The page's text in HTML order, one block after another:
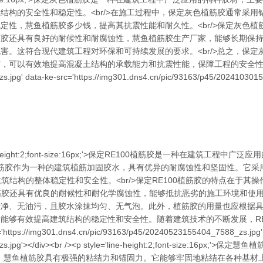
构的安全性和稳定性。<br/>在施工过程中，保定灰色植筋胶通常采
性，慧鱼植筋胶多少钱，提高其抗震性能和耐久性。<br/>保定灰色
还具有良好的耐候性和耐腐蚀性，慧鱼植筋胶生产厂家，能够长期
。这符合现代建筑工程对环保和可持续发展的要求。<br/>总之，保
可以有效地提高混凝土结构的承载能力和抗震性能，保障工程的安全
data-ke-src='https://img301.dns4.cn/pic/93163/p45/
size:16px;'>保定RE100植筋胶是一种在建筑工程中广泛应
作为一种的建筑植筋加固胶水，具有优异的耐腐蚀性和坚固性。它
结构的整体稳定性和安全性。<br/>保定RE100植筋胶的特点在于其
还具有优良的耐候性和耐化学腐蚀性，能够抵抗恶劣的施工环境和
、无油污，且胶水涂抹均匀、无气泡。此外，植筋胶的用量也应根
够有效提高建筑结构的稳定性和安全性。随着建筑技术的不断发展
img301.dns4.cn/pic/93163/p45/
div><br /><p style='line-height:2;font-size:16px;'>保定慧鱼植
鱼植筋胶具有极强的粘结力和锚固力。它能够牢固地粘结在各种基